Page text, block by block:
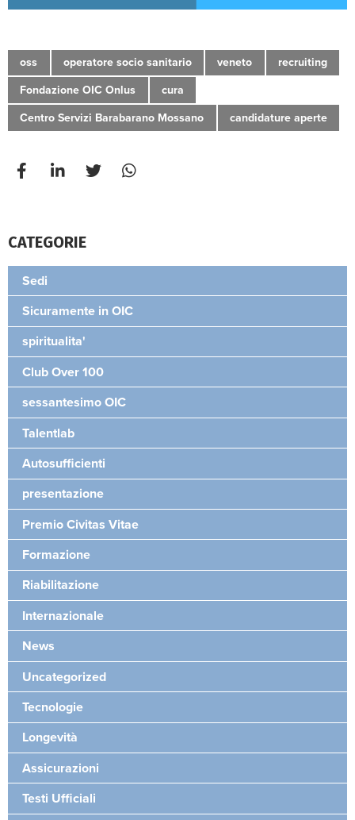
oss operatore socio sanitario veneto recruiting
Fondazione OIC Onlus cura
Centro Servizi Barabarano Mossano candidature aperte
CATEGORIE
Sedi
Sicuramente in OIC
spiritualita'
Club Over 100
sessantesimo OIC
Talentlab
Autosufficienti
presentazione
Premio Civitas Vitae
Formazione
Riabilitazione
Internazionale
News
Uncategorized
Tecnologie
Longevità
Assicurazioni
Testi Ufficiali